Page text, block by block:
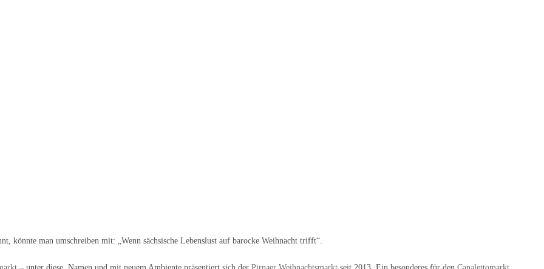
könnte man umschreiben mit: „Wenn sächsische Lebenslust auf barocke Weihnacht trifft“.